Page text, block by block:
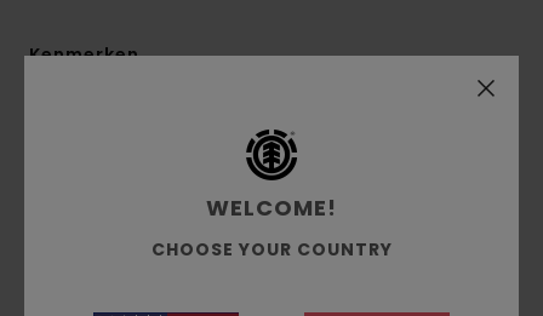
Kenmerken
Geborstelde french terry stof van 40%
polyester, 30% gerecycled katoen en 30% katoen
pasvorm:normale pasvorm
WELCOME!
CHOOSE YOUR COUNTRY